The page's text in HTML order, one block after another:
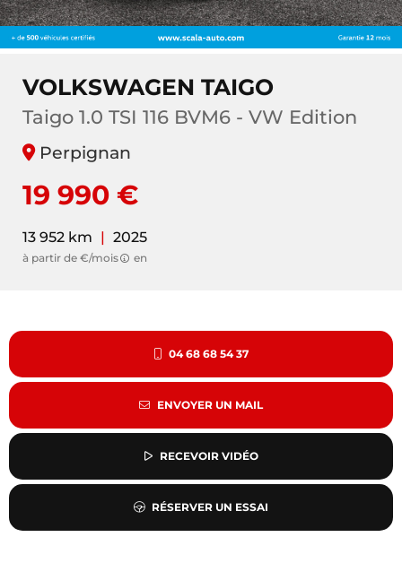
VOLKSWAGEN TAIGO
Taigo 1.0 TSI 116 BVM6 - VW Edition
Perpignan
19 990 €
13 952 km | 2025
à partir de €/mois en
04 68 68 54 37
ENVOYER UN MAIL
RECEVOIR VIDÉO
RÉSERVER UN ESSAI